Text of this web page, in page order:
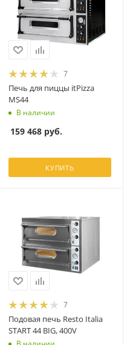
7
Печь для пиццы itPizza
MS44
В наличии
159 468 руб.
КУПИТЬ
7
Подовая печь Resto Italia
START 44 BIG, 400V